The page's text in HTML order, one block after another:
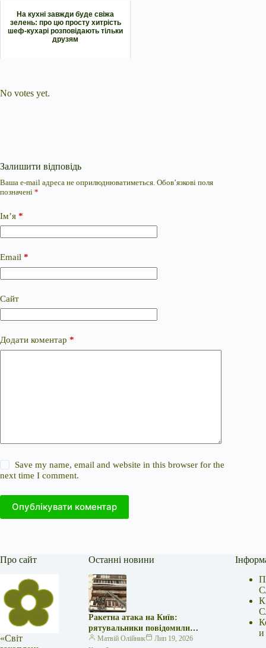
На кухні завжди буде свіжа
зелень: про цю просту хитрість
шеф-кухарі розповідають тільки
друзям
No votes yet.
Залишити відповідь
Ваша e-mail адреса не оприлюднюватиметься. Обов’язкові поля
позначені *
Ім’я *
Email *
Сайт
Додати коментар *
Save my name, email and website in this browser for the
next time I comment.
Опублікувати коментар
Про сайт
«Світ
Останні новини
Ракетна атака на Київ:
рятувальники повідомили
про 15 поранених
Матвій Олійник
Лип 19, 2026
и